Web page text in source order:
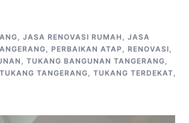
, JASA RENOVASI RUMAH , JASA
, PERBAIKAN ATAP , RENOVASI,
, TUKANG BANGUNAN TANGERANG,
TUKANG TANGERANG, TUKANG TERDEKAT,